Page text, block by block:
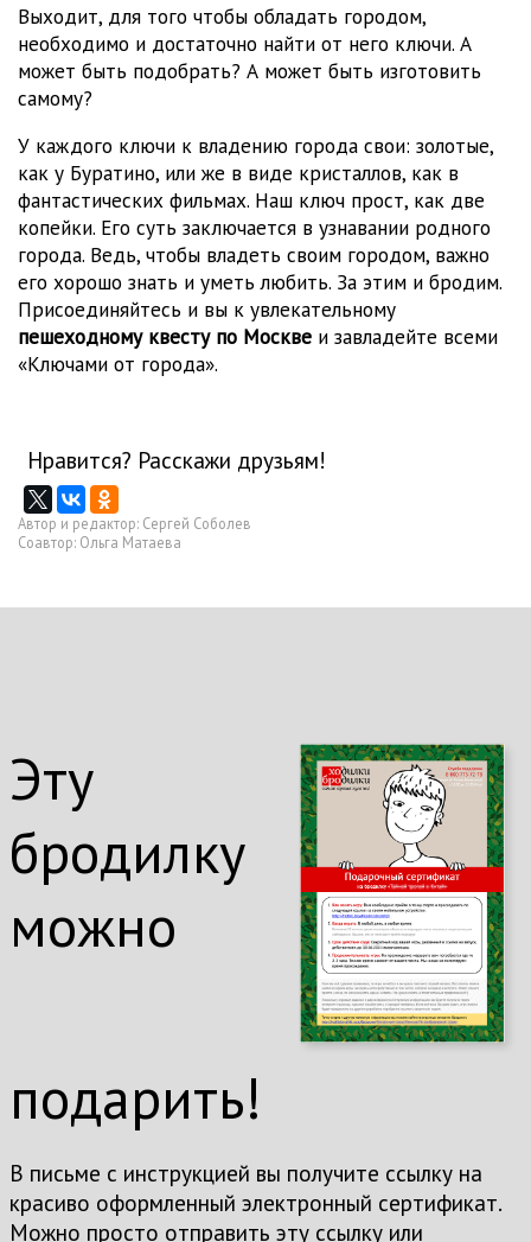
Выходит, для того чтобы обладать городом,
необходимо и достаточно найти от него ключи. А
может быть подобрать? А может быть изготовить
самому?
У каждого ключи к владению города свои: золотые,
как у Буратино, или же в виде кристаллов, как в
фантастических фильмах. Наш ключ прост, как две
копейки. Его суть заключается в узнавании родного
города. Ведь, чтобы владеть своим городом, важно
его хорошо знать и уметь любить. За этим и бродим.
Присоединяйтесь и вы к увлекательному
пешеходному квесту по Москве и завладейте всеми
«Ключами от города».
Нравится? Расскажи друзьям!
Автор и редактор: Сергей Соболев
Соавтор: Ольга Матаева
Эту
бродилку
можно
подарить!
В письме с инструкцией вы получите ссылку на
красиво оформленный электронный сертификат.
Можно просто отправить эту ссылку или